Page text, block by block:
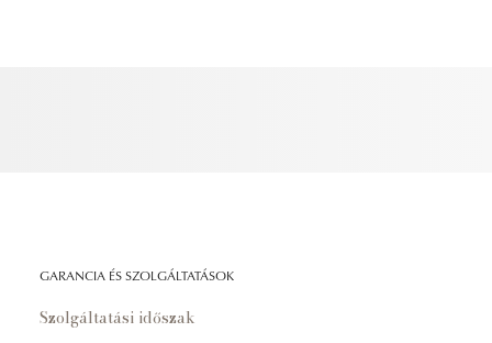
GARANCIA ÉS SZOLGÁLTATÁSOK
Szolgáltatási időszak